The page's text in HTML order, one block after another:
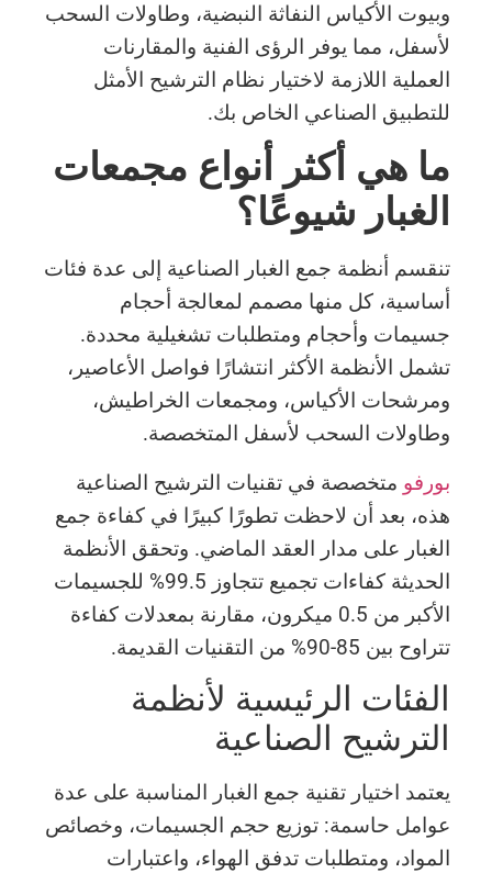
وبيوت الأكياس النفاثة النبضية، وطاولات السحب
لأسفل، مما يوفر الرؤى الفنية والمقارنات
العملية اللازمة لاختيار نظام الترشيح الأمثل
للتطبيق الصناعي الخاص بك.
ما هي أكثر أنواع مجمعات
الغبار شيوعًا؟
تنقسم أنظمة جمع الغبار الصناعية إلى عدة فئات
أساسية، كل منها مصمم لمعالجة أحجام
جسيمات وأحجام ومتطلبات تشغيلية محددة.
تشمل الأنظمة الأكثر انتشارًا فواصل الأعاصير،
ومرشحات الأكياس، ومجمعات الخراطيش،
وطاولات السحب لأسفل المتخصصة.
بورفو متخصصة في تقنيات الترشيح الصناعية
هذه، بعد أن لاحظت تطورًا كبيرًا في كفاءة جمع
الغبار على مدار العقد الماضي. وتحقق الأنظمة
الحديثة كفاءات تجميع تتجاوز 99.5% للجسيمات
الأكبر من 0.5 ميكرون، مقارنة بمعدلات كفاءة
تتراوح بين 85-90% من التقنيات القديمة.
الفئات الرئيسية لأنظمة
الترشيح الصناعية
يعتمد اختيار تقنية جمع الغبار المناسبة على عدة
عوامل حاسمة: توزيع حجم الجسيمات، وخصائص
المواد، ومتطلبات تدفق الهواء، واعتبارات